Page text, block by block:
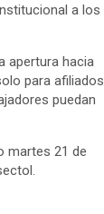
a los
apertura hacia
para afiliados
puedan
martes 21 de